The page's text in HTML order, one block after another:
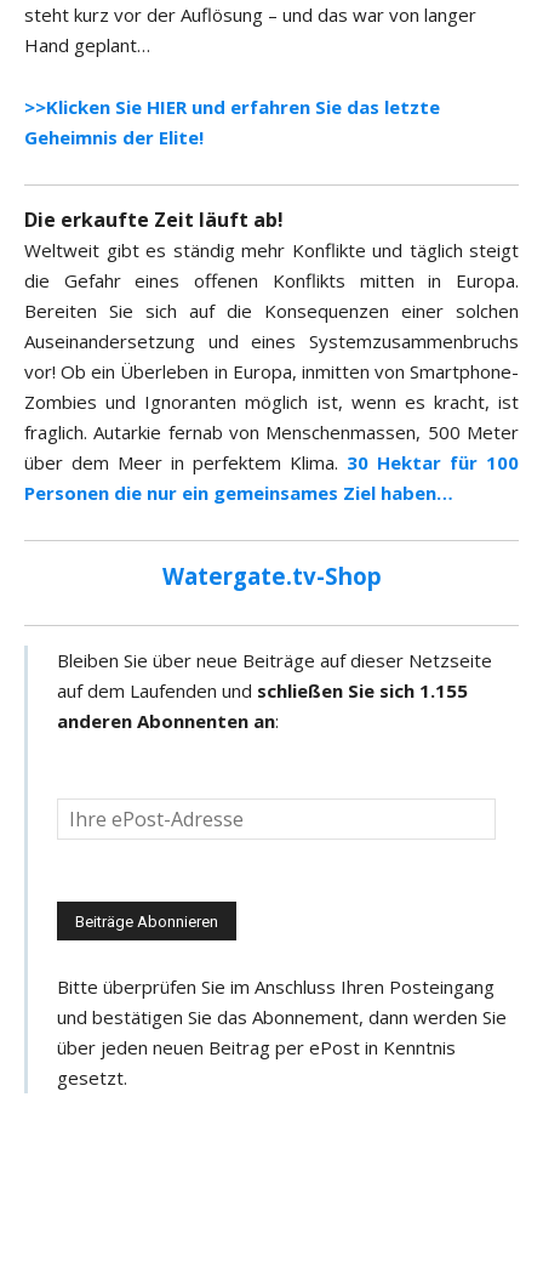
steht kurz vor der Auflösung – und das war von langer
Hand geplant…
>>Klicken Sie HIER und erfahren Sie das letzte
Geheimnis der Elite!
Die erkaufte Zeit läuft ab!
Weltweit gibt es ständig mehr Konflikte und täglich steigt
die Gefahr eines offenen Konflikts mitten in Europa.
Bereiten Sie sich auf die Konsequenzen einer solchen
Auseinandersetzung und eines Systemzusammenbruchs
vor! Ob ein Überleben in Europa, inmitten von Smartphone-
Zombies und Ignoranten möglich ist, wenn es kracht, ist
fraglich. Autarkie fernab von Menschenmassen, 500 Meter
über dem Meer in perfektem Klima. 30 Hektar für 100
Personen die nur ein gemeinsames Ziel haben…
Watergate.tv-Shop
Bleiben Sie über neue Beiträge auf dieser Netzseite
auf dem Laufenden und schließen Sie sich 1.155
anderen Abonnenten an:
e
n
e
-
M
a
i
Bitte überprüfen Sie im Anschluss Ihren Posteingang
und bestätigen Sie das Abonnement, dann werden Sie
über jeden neuen Beitrag per ePost in Kenntnis
gesetzt.